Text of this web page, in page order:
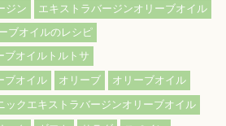
ジン
エキストラバージンオリーブオイル
ブオイルのレシピ
ブオイルトルトサ
ブオイル
オリーブ
オリーブオイル
ックエキストラバージンオリーブオイル